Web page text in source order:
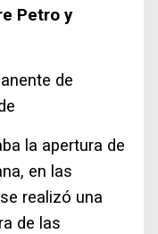
Petro y
de
la apertura de
en las
realizó una
de las